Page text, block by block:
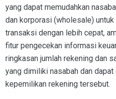
yang dapat memudahkan
dan korporasi (wholesale)
transaksi dengan lebih cepat,
fitur pengecekan informasi
ringkasan jumlah rekening dan
yang dimiliki nasabah dan
kepemilikan rekening tersebut.